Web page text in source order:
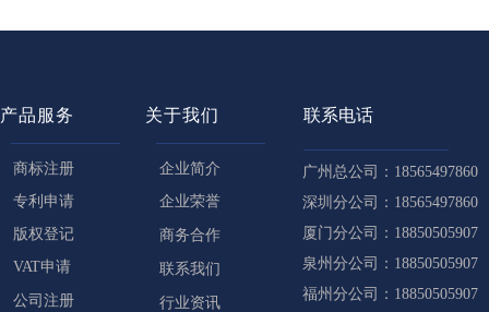
产品服务
商标注册
专利申请
版权登记
VAT申请
公司注册
关于我们
企业简介
企业荣誉
商务合作
联系我们
行业资讯
联系电话
广州总公司：18565497860
深圳分公司：18565497860
厦门分公司：18850505907
泉州分公司：18850505907
福州分公司：18850505907